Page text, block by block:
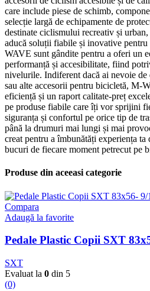
care include piese de schimb,
selecție largă de echipamente de
destinate ciclismului recreativ și
aducă soluții fiabile și inovative
WAVE sunt gândite pentru a oferi un
performanță și accesibilitate, fiind
nivelurile. Indiferent dacă ai nevoie de
sau alte accesorii pentru bicicletă, M-
eficiență și un raport calitate-preț
pe produse fiabile care îți vor sprijini
siguranța și confortul pe orice tip de
până la drumuri mai lungi și mai
creat pentru a îmbunătăți experiența ta
bucuri de fiecare moment petrecut pe
Produse din aceeasi categorie
Compara
Adaugă la favorite
Pedale Plastic Copii SXT
SXT
Evaluat la 0 din 5
(0)